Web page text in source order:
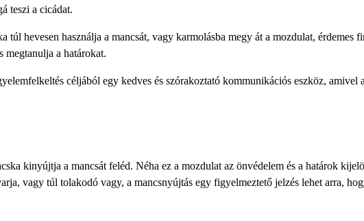
teszi a cicádat.
túl hevesen használja a mancsát, vagy karmolásba megy át a mozdulat, érdemes
megtanulja a határokat.
céljából egy kedves és szórakoztató kommunikációs eszköz, amivel
kinyújtja a mancsát feléd. Néha ez a mozdulat az önvédelem és a határok
vagy túl tolakodó vagy, a mancsnyújtás egy figyelmeztető jelzés lehet arra,